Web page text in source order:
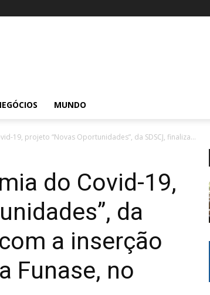
MUNDO
19, projeto “Novas Oportunidades”, da SDSCJ, finaliza...
do Covid-19,
da
a inserção
Funase, no